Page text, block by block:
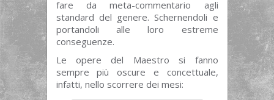
fare da meta-commentario agli
standard del genere. Schernendoli e
portandoli alle loro estreme
conseguenze.
Le opere del Maestro si fanno
sempre più oscure e concettuale,
infatti, nello scorrere dei mesi: